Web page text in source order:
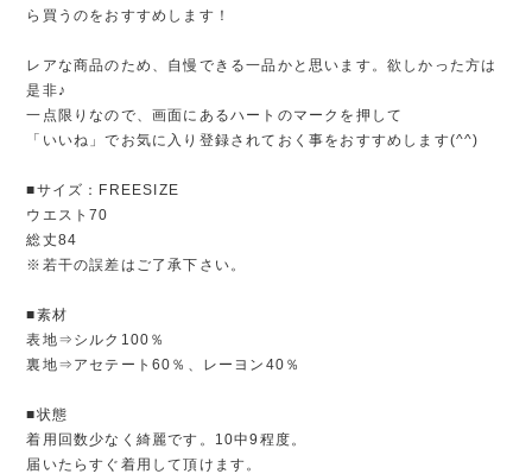
ら買うのをおすすめします！
レアな商品のため、自慢できる一品かと思います。欲しかった方は
是非♪
一点限りなので、画面にあるハートのマークを押して
「いいね」でお気に入り登録されておく事をおすすめします(^^)
■サイズ：FREESIZE
ウエスト70
総丈84
※若干の誤差はご了承下さい。
■素材
表地⇒シルク100％
裏地⇒アセテート60％、レーヨン40％
■状態
着用回数少なく綺麗です。10中9程度。
届いたらすぐ着用して頂けます。